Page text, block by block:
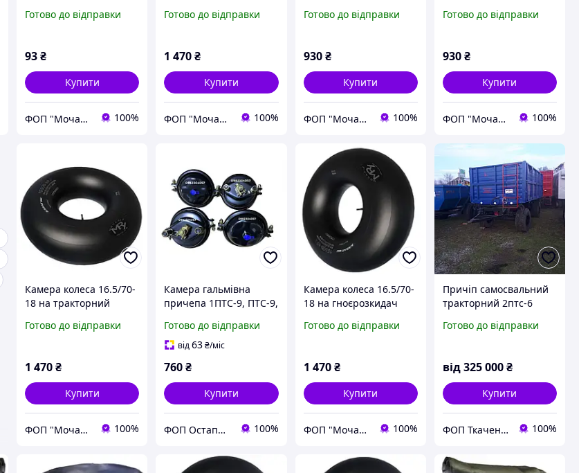
шпильки, маточини,
Готово до відправки
93₴
Купити
ФОП "Мочалін Р.Ю." 100%
Готово до відправки
1 470₴
Купити
ФОП "Мочалін Р.Ю." 100%
Готово до відправки
930 ₴
Купити
ФОП "Мочалін Р.Ю." 100%
причепа 2ПТС-9
Готово до відправки
930₴
Купити
ФОП "Мочалін Р.Ю." 100%
Камера колеса 16.5/70-
18 на тракторний
Готово до відправки
1 470₴
Купити
ФОП "Мочалін Р.Ю." 100%
Камера гальмівна
причепа 1ПТС-9, ПТС-9,
Готово до відправки
від63₴/міс
760₴
Купити
ФОП Остапчук Юрій Олександрович 100%
Камера колеса 16.5/70-
18 на гноєрозкидач
Готово до відправки
1 470 ₴
Купити
ФОП "Мочалін Р.Ю." 100%
Причіп самосвальний
тракторний 2птс-6
Готово до відправки
від325 000₴
Купити
ФОП Ткаченко Олег Валерьевич 100%